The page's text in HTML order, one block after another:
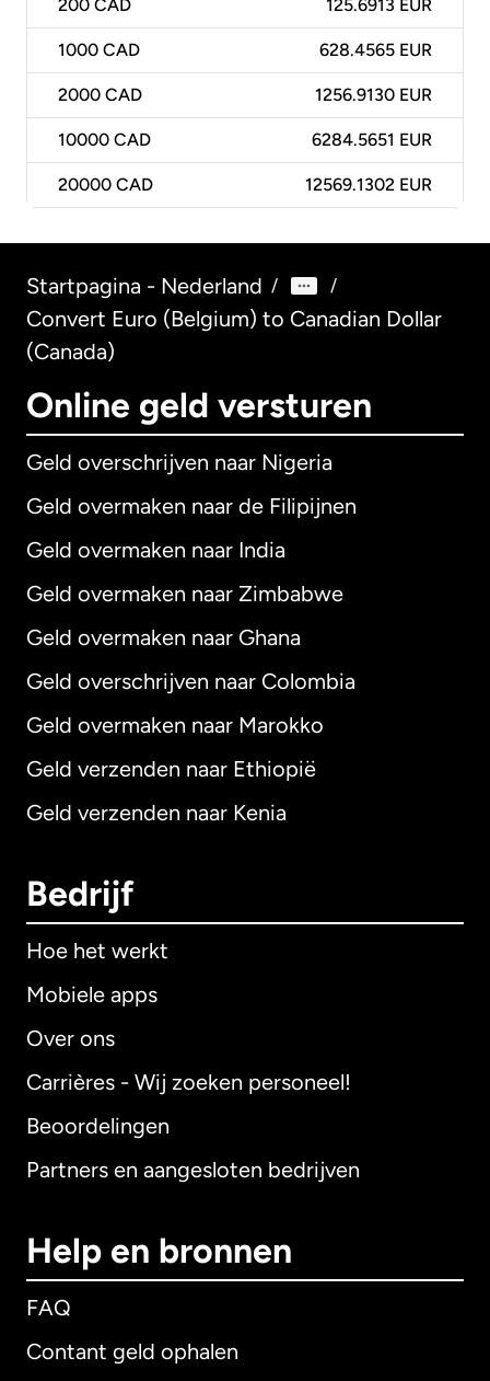
200 CAD 125.6913 EUR
1000 CAD 628.4565 EUR
2000 CAD 1256.9130 EUR
10000 CAD 6284.5651 EUR
20000 CAD 12569.1302 EUR
Startpagina - Nederland / /
Convert Euro (Belgium) to Canadian Dollar
(Canada)
Online geld versturen
Geld overschrijven naar Nigeria
Geld overmaken naar de Filipijnen
Geld overmaken naar India
Geld overmaken naar Zimbabwe
Geld overmaken naar Ghana
Geld overschrijven naar Colombia
Geld overmaken naar Marokko
Geld verzenden naar Ethiopië
Geld verzenden naar Kenia
Bedrijf
Hoe het werkt
Mobiele apps
Over ons
Carrières - Wij zoeken personeel!
Beoordelingen
Partners en aangesloten bedrijven
Help en bronnen
FAQ
Contant geld ophalen